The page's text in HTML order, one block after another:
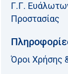
Γ.Γ.
Προστασίας
Όροι Χρήσης